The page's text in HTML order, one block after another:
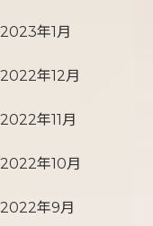
2023年1月
2022年12月
2022年11月
2022年10月
2022年9月